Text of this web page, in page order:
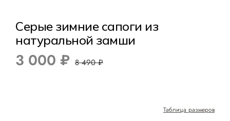
Серые зимние сапоги из
натуральной замши
3 000 ₽ 8 490 ₽
Таблица размеров